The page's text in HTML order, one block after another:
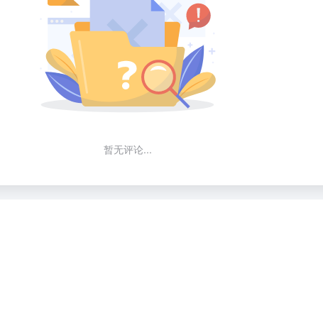
暂无评论...